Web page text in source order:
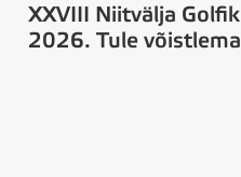
XXVIII Niitvälja
2026. Tule